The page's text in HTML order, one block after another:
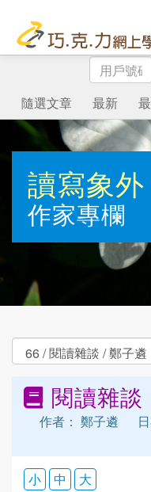
用
戶
號
碼
隨選文章
最新
讀寫象外
作家專欄
閱讀雜談
作者： 鄭子遴
小 中 大